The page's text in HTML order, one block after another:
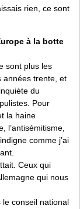
rien, ce sont
à la botte
sont plus les
années trente, et
du
Pour
la haine
l’antisémitisme,
comme j’ai
Ceux qui
qui nous
le conseil national